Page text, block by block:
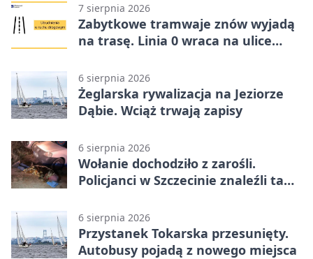
7 sierpnia 2026
Zabytkowe tramwaje znów wyjadą
na trasę. Linia 0 wraca na ulice
6 sierpnia 2026
Żeglarska rywalizacja na Jeziorze
Dąbie. Wciąż trwają zapisy
6 sierpnia 2026
Wołanie dochodziło z zarośli.
Policjanci w Szczecinie znaleźli tam
6 sierpnia 2026
Przystanek Tokarska przesunięty.
Autobusy pojadą z nowego miejsca